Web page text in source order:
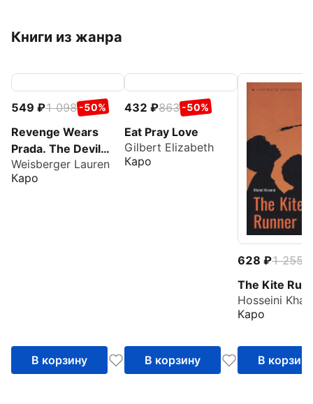
Книги из жанра
549 1 098 -50%
Revenge Wears
Prada. The Devil
Returns
Weisberger Lauren
Каро
В корзину
432 863 -50%
Eat Pray Love
Gilbert Elizabeth
Каро
В корзину
628 1 255
The Kite
Hosseini
Каро
В корзину